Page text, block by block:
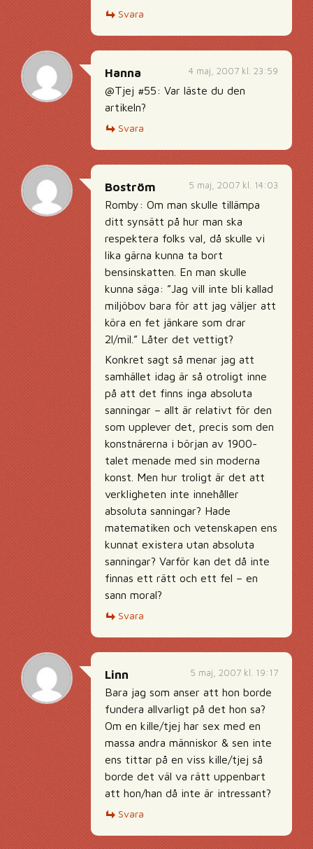
Svara
4 maj, 2007 kl. 23:59
Hanna
@Tjej #55: Var läste du den
artikeln?
Svara
5 maj, 2007 kl. 14:03
Boström
Romby: Om man skulle tillämpa
ditt synsätt på hur man ska
respektera folks val, då skulle vi
lika gärna kunna ta bort
bensinskatten. En man skulle
kunna säga: ”Jag vill inte bli kallad
miljöbov bara för att jag väljer att
köra en fet jänkare som drar
2l/mil.” Låter det vettigt?
Konkret sagt så menar jag att
samhället idag är så otroligt inne
på att det finns inga absoluta
sanningar – allt är relativt för den
som upplever det, precis som den
konstnärerna i början av 1900-
talet menade med sin moderna
konst. Men hur troligt är det att
verkligheten inte innehåller
absoluta sanningar? Hade
matematiken och vetenskapen ens
kunnat existera utan absoluta
sanningar? Varför kan det då inte
finnas ett rätt och ett fel – en
sann moral?
Svara
5 maj, 2007 kl. 19:17
Linn
Bara jag som anser att hon borde
fundera allvarligt på det hon sa?
Om en kille/tjej har sex med en
massa andra människor & sen inte
ens tittar på en viss kille/tjej så
borde det väl va rätt uppenbart
att hon/han då inte är intressant?
Svara